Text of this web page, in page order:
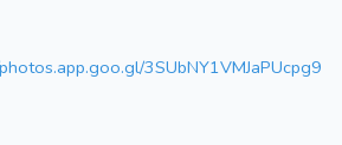
3SUbNY1VMJaPUcpg9